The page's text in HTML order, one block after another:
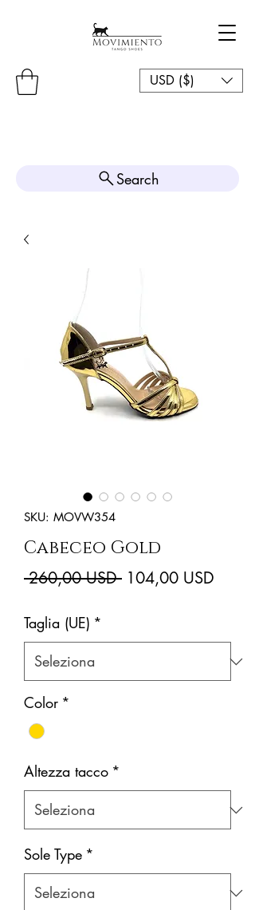
USD ($)
Search
SKU: MOVW354
Cabeceo Gold
260,00 USD Prezzo
104,00 USD
Taglia (UE) *
Color *
Altezza tacco *
Sole Type *